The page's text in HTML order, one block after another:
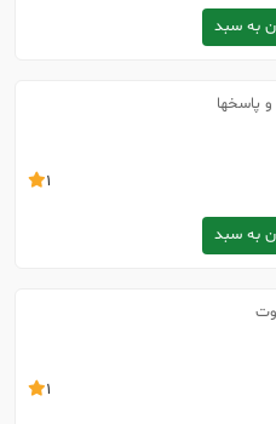
به سبد
پاسخها
1
به سبد
1